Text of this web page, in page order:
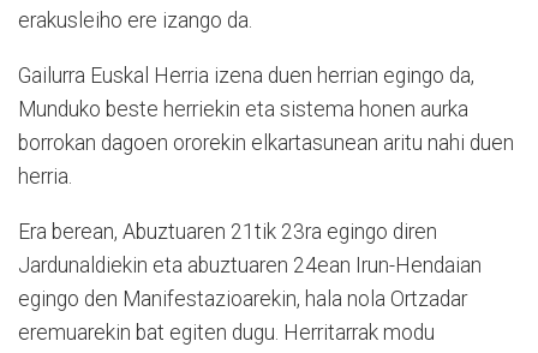
erakusleiho ere izango da.
Gailurra Euskal Herria izena duen herrian egingo da,
Munduko beste herriekin eta sistema honen aurka
borrokan dagoen ororekin elkartasunean aritu nahi duen
herria.
Era berean, Abuztuaren 21tik 23ra egingo diren
Jardunaldiekin eta abuztuaren 24ean Irun-Hendaian
egingo den Manifestazioarekin, hala nola Ortzadar
eremuarekin bat egiten dugu. Herritarrak modu